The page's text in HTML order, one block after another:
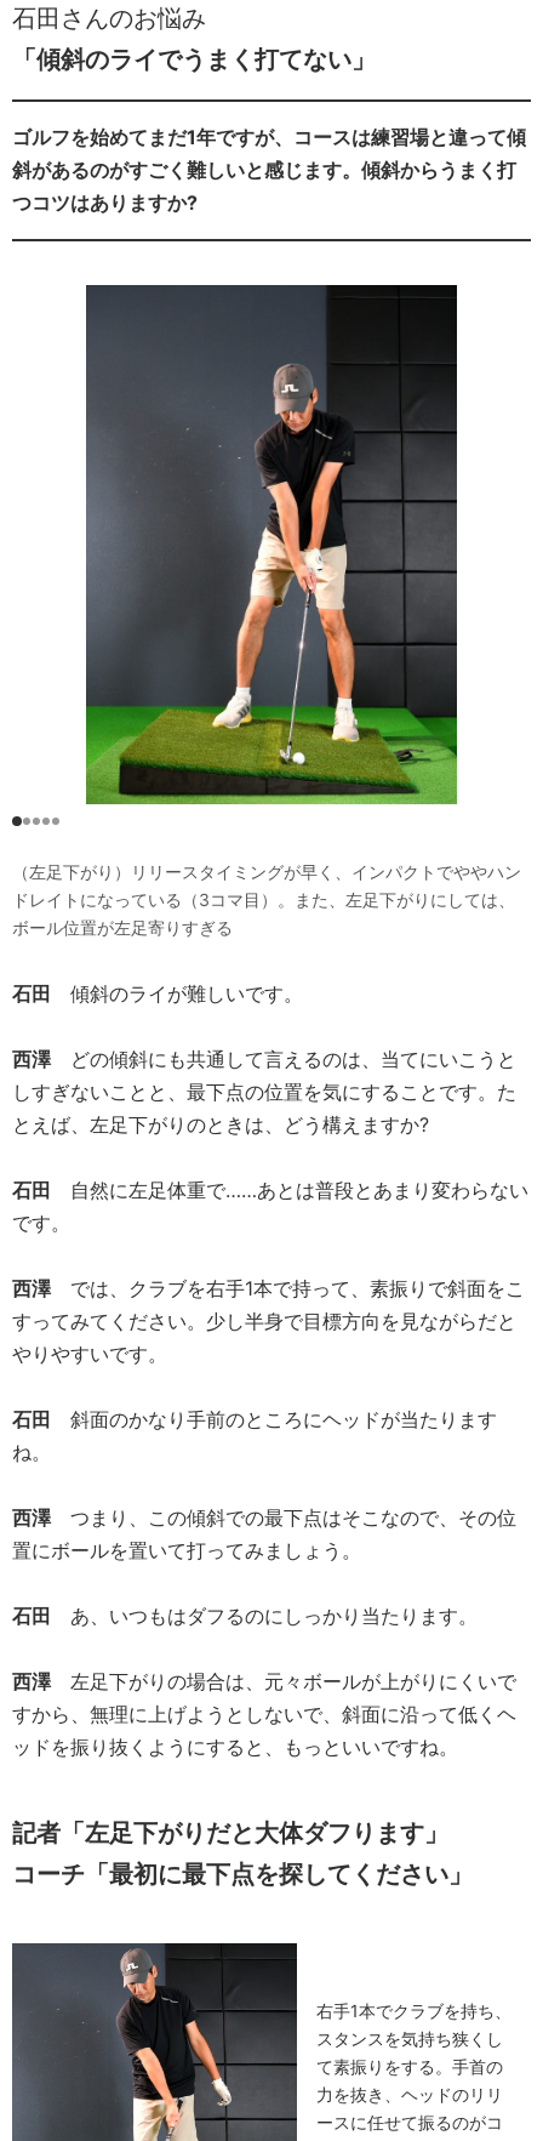
石田さんのお悩み
「傾斜のライでうまく打てない」
ゴルフを始めてまだ1年ですが、コースは練習場と違って傾
斜があるのがすごく難しいと感じます。傾斜からうまく打
つコツはありますか?
（左足下がり）リリースタイミングが早く、インパクトでややハン
ドレイトになっている（3コマ目）。また、左足下がりにしては、
ボール位置が左足寄りすぎる
石田 傾斜のライが難しいです。
西澤 どの傾斜にも共通して言えるのは、当てにいこうと
しすぎないことと、最下点の位置を気にすることです。た
とえば、左足下がりのときは、どう構えますか?
石田 自然に左足体重で……あとは普段とあまり変わらない
です。
西澤では、クラブを右手1本で持って、素振りで斜面をこ
すってみてください。少し半身で目標方向を見ながらだと
やりやすいです。
石田 斜面のかなり手前のところにヘッドが当たります
ね。
西澤つまり、この傾斜での最下点はそこなので、その位
置にボールを置いて打ってみましょう。
石田 あ、いつもはダフるのにしっかり当たります。
西澤左足下がりの場合は、元々ボールが上がりにくいで
すから、無理に上げようとしないで、斜面に沿って低くヘ
ッドを振り抜くようにすると、もっといいですね。
記者「左足下がりだと大体ダフります」
コーチ「最初に最下点を探してください」
右手1本でクラブを持ち、
スタンスを気持ち狭くし
て素振りをする。手首の
力を抜き、ヘッドのリリ
ースに任せて振るのがコ